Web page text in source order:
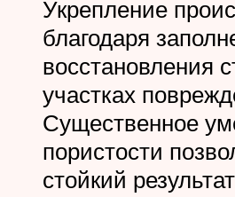
Укрепление
благодаря
восстановления
участках
Существенное
пористости
стойкий